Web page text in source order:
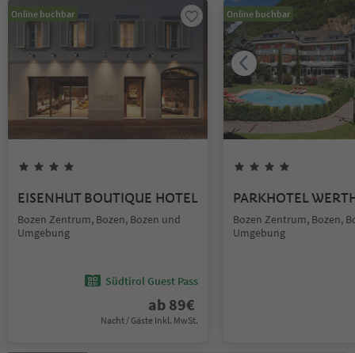
Online buchbar
EISENHUT BOUTIQUE HOTEL
Bozen Zentrum, Bozen, Bozen und
Umgebung
Südtirol Guest Pass
ab 89€
Nacht / Gäste Inkl. MwSt.
Online buchbar
PARKHOTEL
Bozen Zentrum, Bozen,
Umgebung